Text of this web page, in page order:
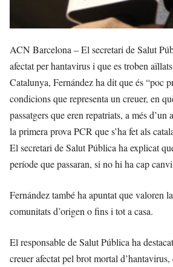
ACN Barcelona – El secretari de Salut
afectat per hantavirus i que es troben
Catalunya, Fernández ha dit que és “poc
condicions que representa un creuer, en
passatgers que eren repatriats, a més
la primera prova PCR que s’ha fet als
El secretari de Salut Pública ha explicat
període que passaran, si no hi ha cap
Fernández també ha apuntat que valoren
comunitats d’origen o fins i tot a casa.
El responsable de Salut Pública ha
creuer afectat pel brot mortal